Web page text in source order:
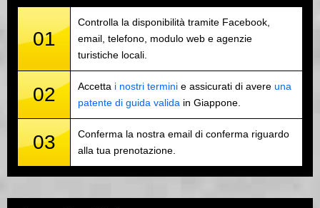
01
Controlla la disponibilità tramite Facebook,
email, telefono, modulo web e agenzie
turistiche locali.
02 Accetta i nostri termini e assicurati di avere una
patente di guida valida in Giappone.
03
Conferma la nostra email di conferma riguardo
alla tua prenotazione.